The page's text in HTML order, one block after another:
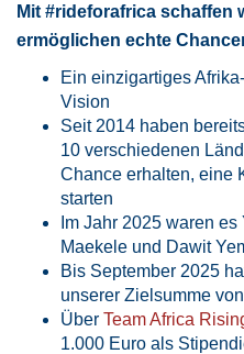
Mit #rideforafrica schaffen
ermöglichen echte
Ein einzigartiges
Vision
Seit 2014 haben
10 verschiedenen
Chance erhalten, eine
starten
Im Jahr 2025 waren
Maekele und Dawit
Bis September 2025
unserer Zielsumme
Über Team Africa
1.000 Euro als